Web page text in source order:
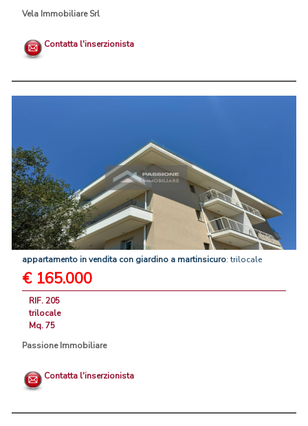
Vela Immobiliare Srl
Contatta l'inserzionista
appartamento invendita con giardino a martinsicuro: trilocale
€ 165.000
RIF. 205
trilocale
Mq. 75
Passione Immobiliare
Contatta l'inserzionista